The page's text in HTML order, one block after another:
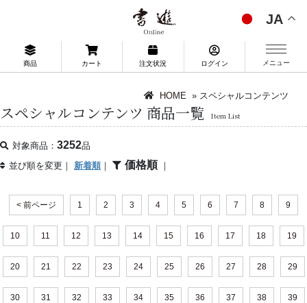
JA
商品 カート 注文状況 ログイン メニュー
HOME » スペシャルコンテンツ
スペシャルコンテンツ 商品一覧 Item List
対象商品： 3252品
並び順を変更｜ 新着順｜ 価格順 ｜
< 前ページ 1 2 3 4 5 6 7 8 9
10 11 12 13 14 15 16 17 18 19
20 21 22 23 24 25 26 27 28 29
30 31 32 33 34 35 36 37 38 39